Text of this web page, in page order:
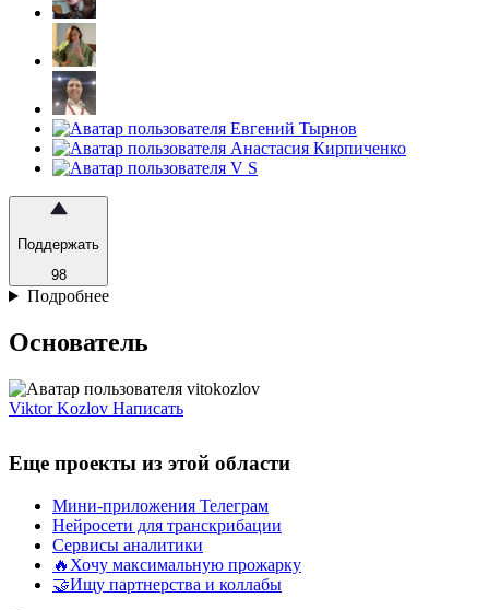
Поддержать
98
Подробнее
Основатель
Viktor Kozlov Написать
Еще проекты из этой области
Мини-приложения Телеграм
Нейросети для транскрибации
Сервисы аналитики
🔥Хочу максимальную прожарку
🤝Ищу партнерства и коллабы